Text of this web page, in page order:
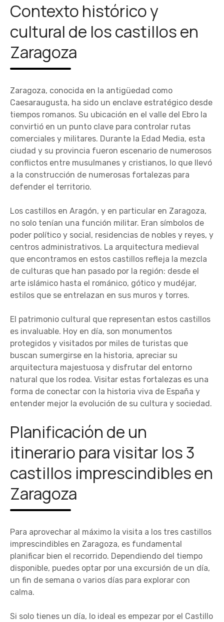
Contexto histórico y
cultural de los castillos en
Zaragoza
Zaragoza, conocida en la antigüedad como
Caesaraugusta, ha sido un enclave estratégico desde
tiempos romanos. Su ubicación en el valle del Ebro la
convirtió en un punto clave para controlar rutas
comerciales y militares. Durante la Edad Media, esta
ciudad y su provincia fueron escenario de numerosos
conflictos entre musulmanes y cristianos, lo que llevó
a la construcción de numerosas fortalezas para
defender el territorio.
Los castillos en Aragón, y en particular en Zaragoza,
no solo tenían una función militar. Eran símbolos de
poder político y social, residencias de nobles y reyes, y
centros administrativos. La arquitectura medieval
que encontramos en estos castillos refleja la mezcla
de culturas que han pasado por la región: desde el
arte islámico hasta el románico, gótico y mudéjar,
estilos que se entrelazan en sus muros y torres.
El patrimonio cultural que representan estos castillos
es invaluable. Hoy en día, son monumentos
protegidos y visitados por miles de turistas que
buscan sumergirse en la historia, apreciar su
arquitectura majestuosa y disfrutar del entorno
natural que los rodea. Visitar estas fortalezas es una
forma de conectar con la historia viva de España y
entender mejor la evolución de su cultura y sociedad.
Planificación de un
itinerario para visitar los 3
castillos imprescindibles en
Zaragoza
Para aprovechar al máximo la visita a los tres castillos
imprescindibles en Zaragoza, es fundamental
planificar bien el recorrido. Dependiendo del tiempo
disponible, puedes optar por una excursión de un día,
un fin de semana o varios días para explorar con
calma.
Si solo tienes un día, lo ideal es empezar por el Castillo